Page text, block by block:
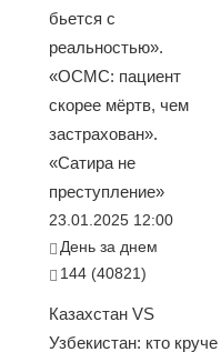
бьется с
реальностью».
«ОСМС: пациент
скорее мёртв, чем
застрахован».
«Сатира не
преступление»
23.01.2025 12:00
День за днем
144 (40821)
Казахстан VS
Узбекистан: кто круче